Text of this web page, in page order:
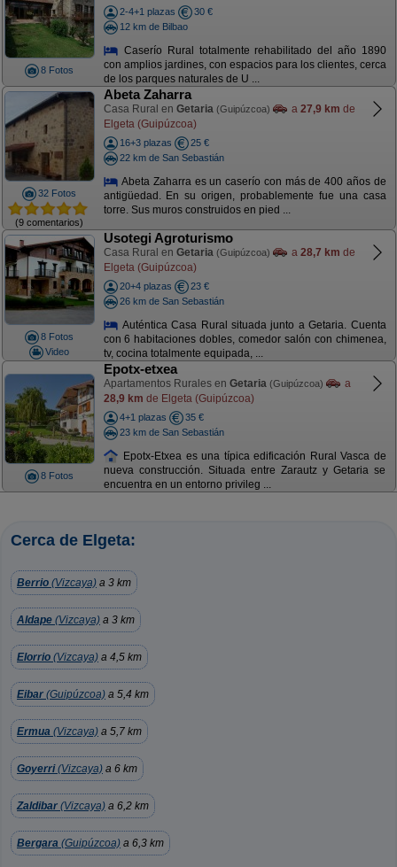
8 Fotos
2-4+1 plazas
30 €
12 km de Bilbao
Caserío Rural totalmente rehabilitado del año 1890
con amplios jardines, con espacios para los clientes, cerca
de los parques naturales de U ...
32 Fotos
(9 comentarios)
Abeta Zaharra
Casa Rural en Getaria (Guipúzcoa) a 27,9 km de
Elgeta (Guipúzcoa)
16+3 plazas
25 €
22 km de San Sebastián
Abeta Zaharra es un caserío con más de 400 años de
antigüedad. En su origen, probablemente fue una casa
torre. Sus muros construidos en pied ...
8 Fotos
Video
Usotegi Agroturismo
Casa Rural en Getaria (Guipúzcoa) a 28,7 km de
Elgeta (Guipúzcoa)
20+4 plazas
23 €
26 km de San Sebastián
Auténtica Casa Rural situada junto a Getaria. Cuenta
con 6 habitaciones dobles, comedor salón con chimenea,
tv, cocina totalmente equipada, ...
8 Fotos
Epotx-etxea
Apartamentos Rurales en Getaria (Guipúzcoa)
a
28,9 km de Elgeta (Guipúzcoa)
4+1 plazas
35 €
23 km de San Sebastián
Epotx-Etxea es una típica edificación Rural Vasca de
nueva construcción. Situada entre Zarautz y Getaria se
encuentra en un entorno privileg ...
Cerca de Elgeta:
Berrio (Vizcaya) a 3 km
Aldape (Vizcaya) a 3 km
Elorrio (Vizcaya) a 4,5 km
Eibar (Guipúzcoa) a 5,4 km
Ermua (Vizcaya) a 5,7 km
Goyerri(Vizcaya) a 6 km
Zaldibar (Vizcaya) a 6,2 km
Bergara (Guipúzcoa) a 6,3 km